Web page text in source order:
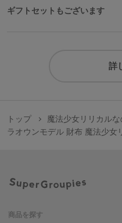
ギフトセットもございます
詳
トップ 魔法少女リリカル
ラオウンモデル 財布 魔法少女
商品を探す